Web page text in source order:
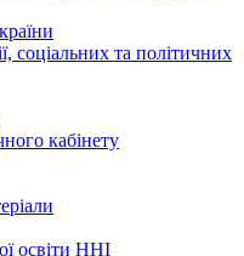
соціальних та політичних
кабінету
освіти ННІ